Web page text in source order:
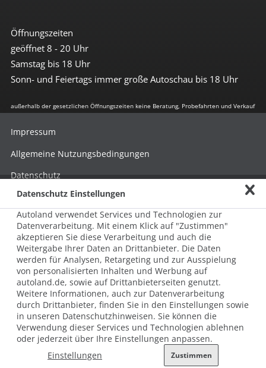
Öffnungszeiten
geöffnet 8 - 20 Uhr
Samstag bis 18 Uhr
Sonn- und Feiertags immer große Autoschau bis 18 Uhr
außerhalb der gesetzlichen Öffnungszeiten keine Beratung, Probefahrten und Verkauf
© 2026 AUTOLAND 24 SE & Co. Betriebs KG
Werner-von-Siemens-Str. 2, 06796 Brehna, Deutschland
Impressum
Allgemeine Nutzungsbedingungen
Datenschutz
Hinweisgebersystem nach HinSchG
Beschwerde nach LkSG
Grundsatzerklärung zum LkSG
Datenschutz Einstellungen
Autoland verwendet Services und Technologien zur
Datenverarbeitung. Mit einem Klick auf "Zustimmen"
akzeptieren Sie diese Verarbeitung und auch die
Weitergabe Ihrer Daten an Drittanbieter. Die Daten
werden für Analysen, Retargeting und zur Ausspielung
von personalisierten Inhalten und Werbung auf
autoland.de, sowie auf Drittanbieterseiten genutzt.
Weitere Informationen, auch zur Datenverarbeitung
durch Drittanbieter, finden Sie in den Einstellungen sowie
in unseren Datenschutzhinweisen. Sie können die
Verwendung dieser Services und Technologien ablehnen
oder jederzeit über Ihre Einstellungen anpassen.
Einstellungen
Zustimmen